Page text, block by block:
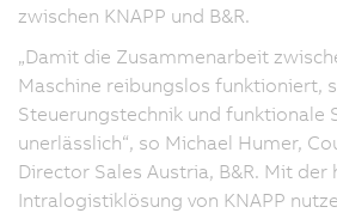
zwischen KNAPP und B&R.
„Damit die Zusammenarbeit
Maschine reibungslos funktioniert,
Steuerungstechnik und funktionale
unerlässlich“, so Michael Humer,
Director Sales Austria, B&R. Mit
Intralogistiklösung von KNAPP